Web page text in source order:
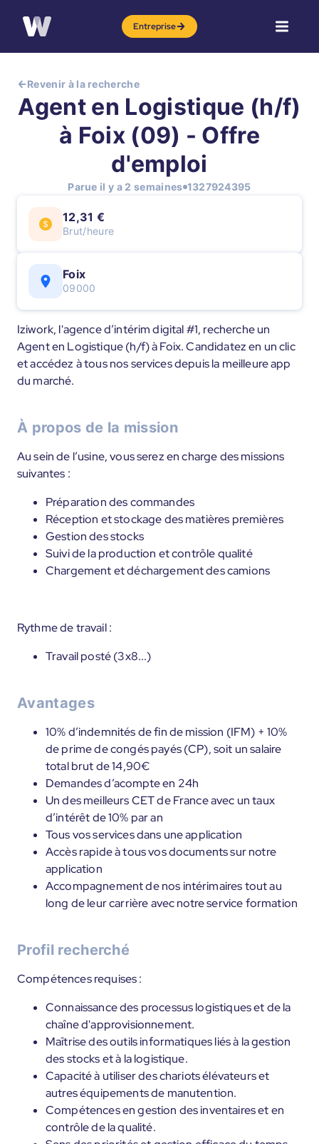
Entreprise
Revenir à la recherche
Agent en Logistique (h/f)
à Foix (09) - Offre
d'emploi
Parue il y a 2 semaines 1327924395
12,31 €
Brut/heure
Foix
09000
Iziwork, l'agence d’intérim digital #1, recherche un
Agent en Logistique (h/f) à Foix. Candidatez en un clic
et accédez à tous nos services depuis la meilleure app
du marché.
À propos de la mission
Au sein de l’usine, vous serez en charge des missions
suivantes :
Préparation des commandes
Réception et stockage des matières premières
Gestion des stocks
Suivi de la production et contrôle qualité
Chargement et déchargement des camions
Rythme de travail :
Travail posté (3x8...)
Avantages
10% d’indemnités de fin de mission (IFM) + 10%
de prime de congés payés (CP), soit un salaire
total brut de 14,90€
Demandes d’acompte en 24h
Un des meilleurs CET de France avec un taux
d’intérêt de 10% par an
Tous vos services dans une application
Accès rapide à tous vos documents sur notre
application
Accompagnement de nos intérimaires tout au
long de leur carrière avec notre service formation
Profil recherché
Compétences requises :
Connaissance des processus logistiques et de la
chaîne d'approvisionnement.
Maîtrise des outils informatiques liés à la gestion
des stocks et à la logistique.
Capacité à utiliser des chariots élévateurs et
autres équipements de manutention.
Compétences en gestion des inventaires et en
contrôle de la qualité.